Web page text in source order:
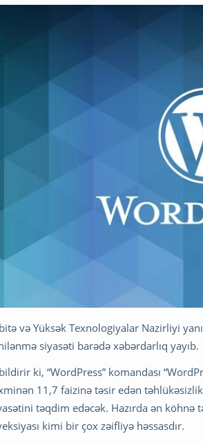
və Yüksək Texnologiyalar Nazirliyi
siyasəti barədə xəbərdarlıq yayıb.
bildirir ki, “WordPress” komandası
11,7 faizinə təsir edən
təqdim edəcək. Hazırda ən
kimi bir çox zəifliyə həssasdır.